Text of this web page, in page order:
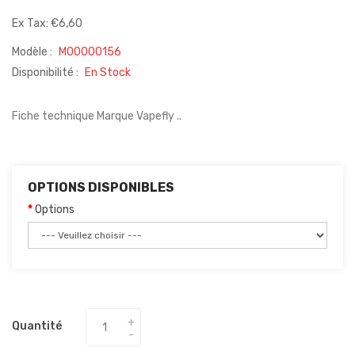
Ex Tax: €6,60
Modèle :
M00000156
Disponibilité :
En Stock
Fiche technique Marque Vapefly ..
OPTIONS DISPONIBLES
Options
Quantité